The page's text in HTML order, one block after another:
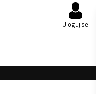
Uloguj se